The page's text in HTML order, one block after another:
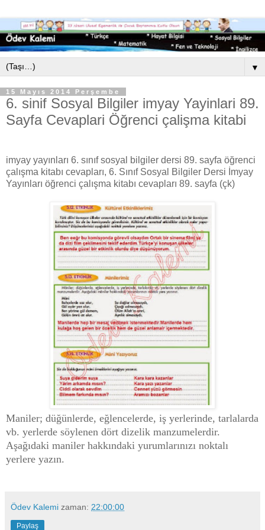
▼
15 Mayıs 2014 Perşembe
6. sinif Sosyal Bilgiler imyay Yayinlari 89.
Sayfa Cevaplari Öğrenci çalişma kitabi
imyay yayınları 6. sınıf sosyal bilgiler dersi 89. sayfa öğrenci
çalışma kitabı cevapları, 6. Sınıf Sosyal Bilgiler Dersi İmyay
Yayınları öğrenci çalışma kitabı cevapları 89. sayfa (çk)
Maniler; düğünlerde, eğlencelerde, iş yerlerinde, tarlalarda
vb. yerlerde söylenen dört dizelik manzumelerdir.
Aşağıdaki maniler hakkındaki yurumlarınızı noktalı
yerlere yazın.
Ödev Kalemi zaman: 22:00:00
Paylaş